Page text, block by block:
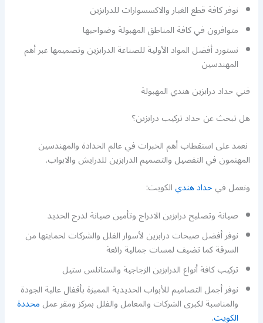
نوفر كافة قطع الغيار والاكسسوارات للدرابزين
متوافرون في كافة المناطق المهبولة وضواحيها
نستورد أفضل المواد الأولية للصناعة الدرابزين وتصميمها عبر أهم
المهندسين
فني حداد درابزين هندي المهبولة
هل تبحث عن حداد تركيب درابزين؟
نعمد على استقطاب أهم الخبرات في عالم الحدادة والمهندسين
المهتمون في التفصيل والتصميم الدرابزين للدرايش والابواب.
ونعمل فيحداد هنديالكويت:
صيانة وتصليح درابزين الادراج وتأمين صيانة لدرج الحديد
نوفر أفضل صيحات درابزين لأسوار الفلل والشركات لحمايتها من
السرقة كما تضيف لمسات جمالية رائعة
تركيب كافة أنواع الدرابزين الزجاجية والستانلس ستيل
نوفر أجمل التصاميم للأبواب الحديدية المميزة بأقفال عالية الجودة
والمناسبة لكبرى الشركات والمعامل والفلل بمركز ومقر عملمحددة
الكويت.